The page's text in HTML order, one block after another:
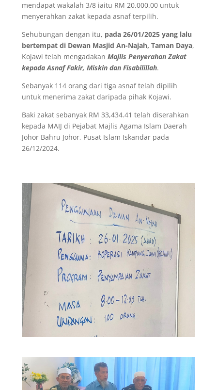
mendapat wakalah 3/8 iaitu RM 20,000.00 untuk
menyerahkan zakat kepada asnaf terpilih.
Sehubungan dengan itu, pada 26/01/2025 yang lalu
bertempat di Dewan Masjid An-Najah, Taman Daya,
Kojawi telah mengadakan Majlis Penyerahan Zakat
kepada Asnaf Fakir, Miskin dan Fisabilillah.
Sebanyak 114 orang dari tiga asnaf telah dipilih
untuk menerima zakat daripada pihak Kojawi.
Baki zakat sebanyak RM 33,434.41 telah diserahkan
kepada MAIJ di Pejabat Majlis Agama Islam Daerah
Johor Bahru Johor, Pusat Islam Iskandar pada
26/12/2024.